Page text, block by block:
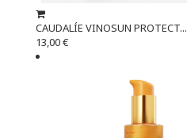
CAUDALÍE VINOSUN PROTECT...
13,00 €